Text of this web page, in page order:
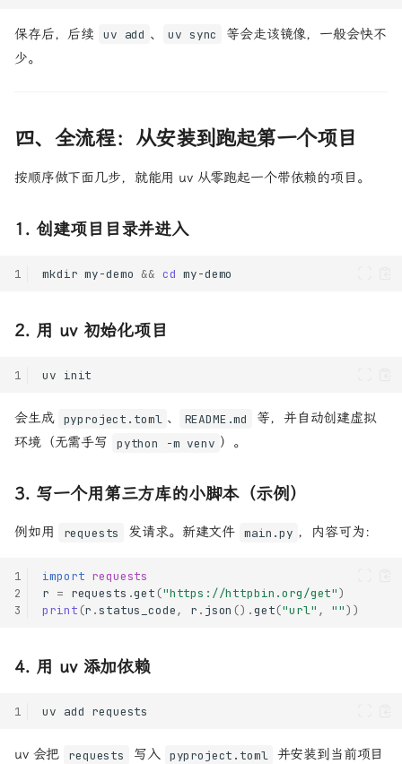
保存后，后续 uv add 、 uv sync
等会走该镜像，一般会快不
少。
四、全流程：从安装到跑起第一个项目
按顺序做下面几步，就能用 uv 从零跑起一个带依赖的项目。
1. 创建项目目录并进入
1 mkdir my-demo && cd
2. 用 uv 初始化项目
1 uv
会生成 pyproject.toml 、 README.md
等，并自动创建虚拟
环境（无需手写
python -m venv ）。
3. 写一个用第三方库的小脚本（示例）
例如用 requests 发请求。新建文件 main.py ，内容可为：
1
2
3
import requests
r = requests .get ("https://httpbin.org/get")
print (r .status_code, r . json () .get("url" , ""))
4. 用 uv 添加依赖
1 uv add
uv 会把 requests 写入 pyproject.toml 并安装到当前项目